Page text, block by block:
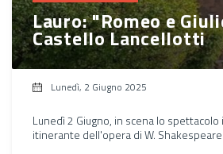
Lauro: "Romeo e
Castello Lancellotti
Lunedì, 2 Giugno 2025
Lunedì 2 Giugno, in scena lo
itinerante dell'opera di W. Shakespeare